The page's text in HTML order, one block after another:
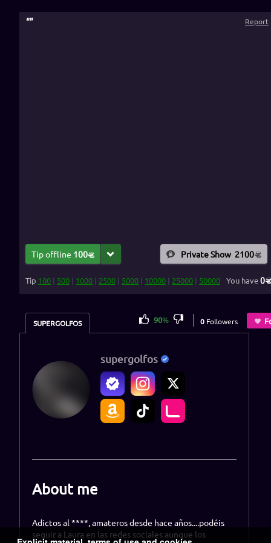
“” Report
Tip offline 100 Private Show 2100
Tip 100 | 500 | 1000 | 2500 | 5000 | 10000 | 25000 | 50000 You have0
SUPERGOLFOS 90% 0 Followers
supergolfos
About me
Adictos al ****, amateros desde hace años....podéis
seguir a Laura en las redes sociales aunque los